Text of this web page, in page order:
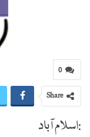
0
Share
:اسلام آباد